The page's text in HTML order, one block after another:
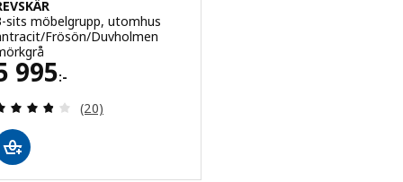
sits möbelgrupp, utomhus
Frösön/Duvholmen
995:-
5995:-
Recensera: 3.8 utav 5 stjärnor. Totalt antal
(20)